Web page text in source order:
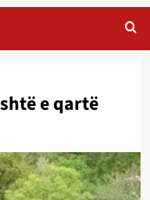
e qartë